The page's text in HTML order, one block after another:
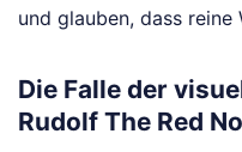
und glauben, dass reine
Die Falle der
Rudolf The Red